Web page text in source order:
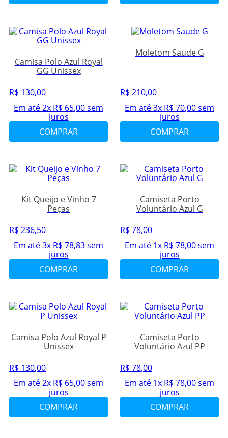
Camisa Polo Azul Royal
GG Unissex
R$ 130,00
Em até2x R$ 65,00sem
juros
COMPRAR
Moletom Saude G
R$ 210,00
Em até3x R$ 70,00sem
juros
COMPRAR
Kit Queijo e Vinho 7
Peças
R$ 236,50
Em até3x R$ 78,83sem
juros
COMPRAR
Camiseta Porto
Voluntário Azul G
R$ 78,00
Em até 1x R$ 78,00sem
juros
COMPRAR
Camisa Polo Azul Royal P
Unissex
R$ 130,00
Em até2x R$ 65,00sem
juros
COMPRAR
Camiseta Porto
Voluntário Azul PP
R$ 78,00
Em até 1x R$ 78,00sem
juros
COMPRAR